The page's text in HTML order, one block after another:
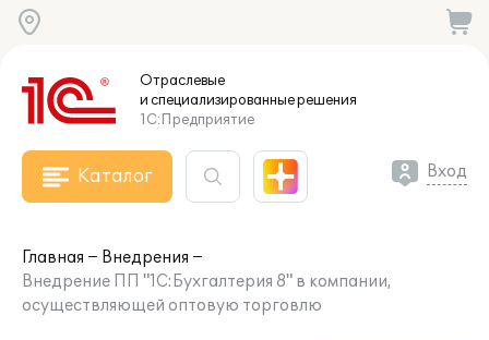
Отраслевые
и специализированныерешения
1С:Предприятие
Каталог Вход
Главная
Внедрения
Внедрение ПП "1С:Бухгалтерия 8" в компании,
осуществляющей оптовую торговлю